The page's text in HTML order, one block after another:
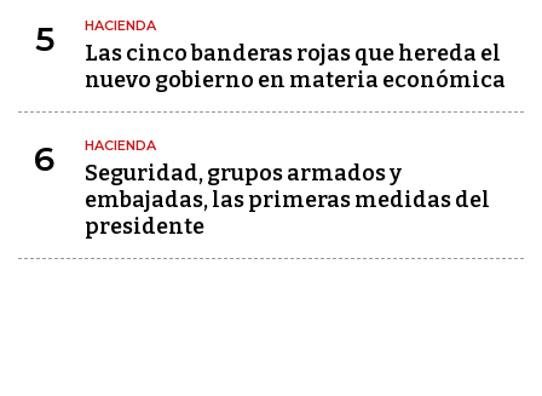
5 HACIENDA
Las cinco banderas rojas que hereda el
nuevo gobierno en materia económica
6 HACIENDA
Seguridad, grupos armados y
embajadas, las primeras medidas del
presidente